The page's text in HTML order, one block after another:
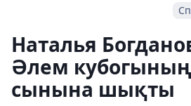
Наталья
Әлем
сынына шықты